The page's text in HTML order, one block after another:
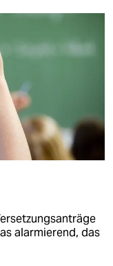
alarmierend, das